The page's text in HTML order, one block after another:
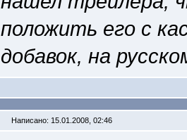
положить его с
добавок, на
Написано: 15.01.2008, 02:46